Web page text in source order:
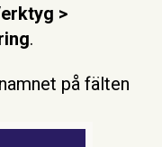
>
.
på fälten